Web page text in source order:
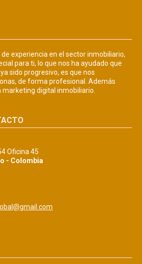
experiencia en el sector inmobiliario,
para ti, lo que nos ha ayudado que
sido progresivo, es que nos
de forma profesional. Además
digital inmobiliario.
Oficina 45
- Colombia